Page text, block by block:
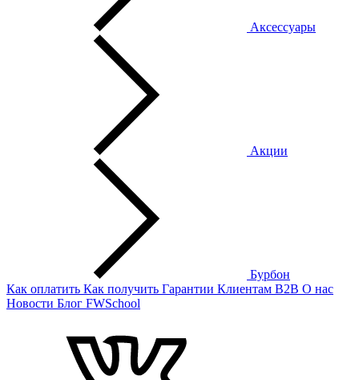
Аксессуары
Акции
Бурбон
Как оплатить Как получить Гарантии Клиентам B2B О нас
Новости Блог FWSchool